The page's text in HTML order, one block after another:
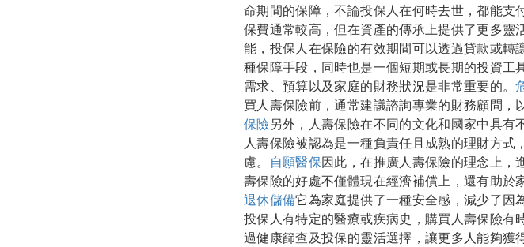
命期間的保障，不論投保人在何時去世，都能支
保費通常較高，但在資產的傳承上提供了更多靈
能，投保人在保險的有效期間可以透過貸款或
種保障手段，同時也是一個短期或長期的投資工
需求、預算以及家庭的財務狀況是非常重要的。
買人壽保險前，通常建議諮詢專業的財務顧問，
保險 另外，人壽保險在不同的文化和國家中具有
人壽保險被認為是一種負責任且成熟的理財方
慮。
自願醫保因此，在推廣人壽保險的理念上，
壽保險的好處不僅體現在經濟補償上，還有助於
退休儲備它為家庭提供了一種安全感，減少了因
投保人有特定的醫療或疾病史，購買人壽保險
過健康篩查及投保的靈活選擇，讓更多人能夠獲